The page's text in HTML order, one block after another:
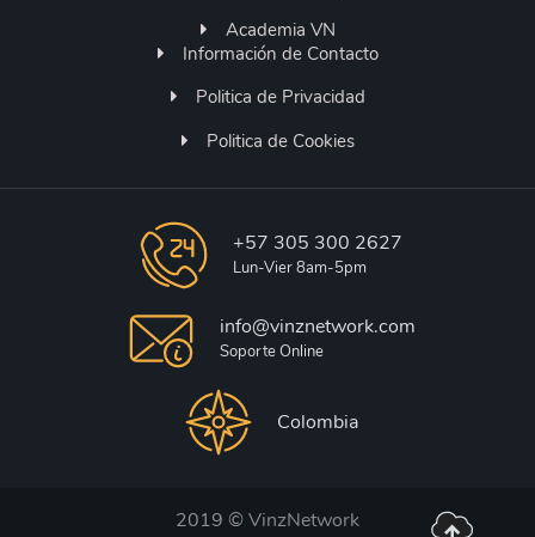
Academia VN
Información de Contacto
Politica de Privacidad
Politica de Cookies
+57 305 300 2627
Lun-Vier 8am-5pm
info@vinznetwork.com
Soporte Online
Colombia
2019 © VinzNetwork